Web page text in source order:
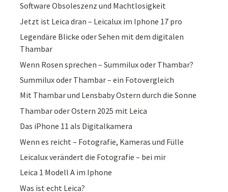
Software Obsoleszenz und Machtlosigkeit
Jetzt ist Leica dran – Leicalux im Iphone 17 pro
Legendäre Blicke oder Sehen mit dem digitalen
Thambar
Wenn Rosen sprechen – Summilux oder Thambar?
Summilux oder Thambar – ein Fotovergleich
Mit Thambar und Lensbaby Ostern durch die Sonne
Thambar oder Ostern 2025 mit Leica
Das iPhone 11 als Digitalkamera
Wenn es reicht – Fotografie, Kameras und Fülle
Leicalux verändert die Fotografie – bei mir
Leica 1 Modell A im Iphone
Was ist echt Leica?